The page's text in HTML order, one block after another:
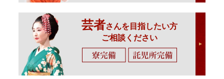
芸者さんを目指したい方
ご相談ください